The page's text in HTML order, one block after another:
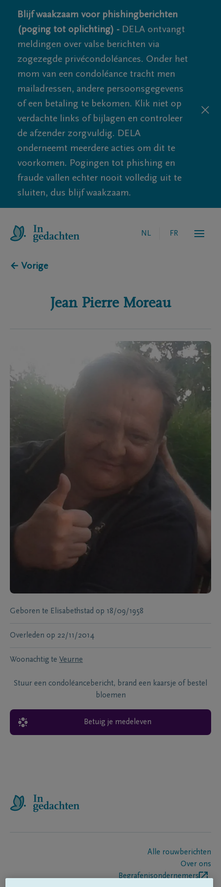
Blijf waakzaam voor phishingberichten
(poging tot oplichting) - DELA ontvangt
meldingen over valse berichten via
zogezegde privécondoléances. Onder het
mom van een condoléance tracht men
mailadressen, andere persoonsgegevens
of een betaling te bekomen. Klik niet op
verdachte links of bijlagen en controleer
de afzender zorgvuldig. DELA
onderneemt meerdere acties om dit te
voorkomen. Pogingen tot phishing en
fraude vallen echter nooit volledig uit te
sluiten, dus blijf waakzaam.
NL FR
← Vorige
Jean Pierre Moreau
Geboren te Elisabethstad op 18/09/1958
Overleden op 22/11/2014
Woonachtig te Veurne
Stuur een condoléancebericht, brand een kaarsje of bestel
bloemen
Betuig je medeleven
Alle rouwberichten
Over ons
Begrafenisondernemers